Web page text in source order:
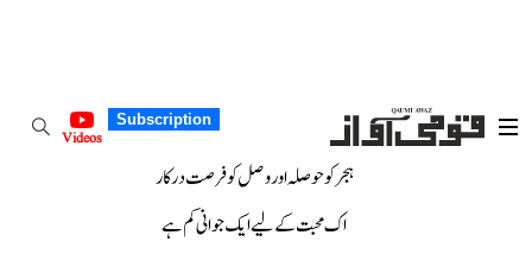
Subscription
Videos
ہجر کو حوصلہ اور وصل کو فرصت درکار
اک محبت کے لیے ایک جوانی کم ہے